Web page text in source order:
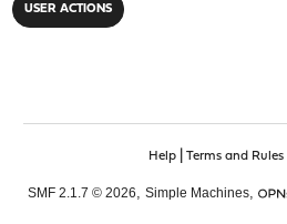
USER ACTIONS
Help| Terms and Rules|
SMF 2.1.7 © 2026, Simple Machines,